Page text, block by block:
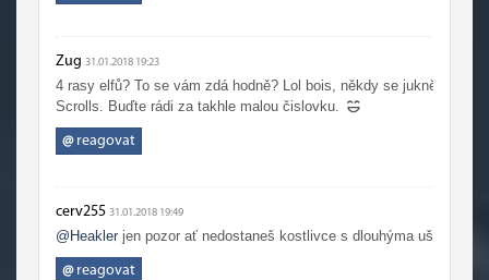
Zug 31.01.2018 19:23
4 rasy elfů? To se vám zdá hodně? Lol bois, někdy se jukněte na
Scrolls. Buďte rádi za takhle malou čislovku.
@reagovat
cerv255 31.01.2018 19:49
@Heakler jen pozor ať nedostaneš kostlivce s dlouhýma ušima :-D
@reagovat